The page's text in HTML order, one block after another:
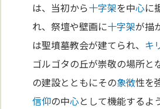
は、当初から十字架を中心に
れ、祭壇や壁画に十字架が描
は聖墳墓教会が建てられ、 キ
ゴルゴタの丘が崇敬の場所と
の建設とともにその象徴性を
信仰の中心として機能するよ